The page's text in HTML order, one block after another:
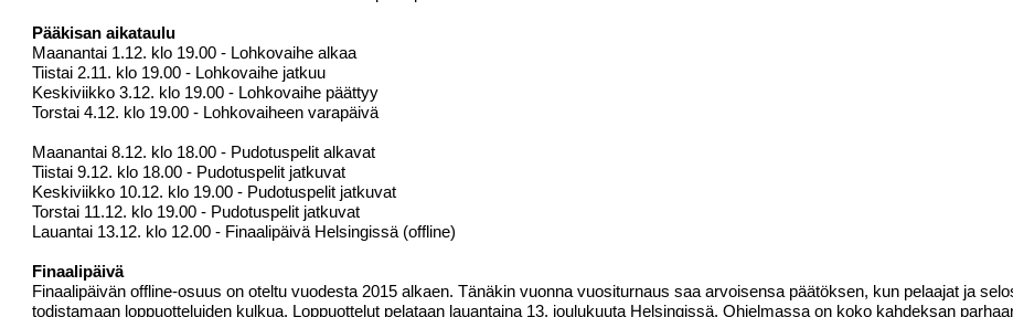
Pääkisan aikataulu
Maanantai 1.12. klo 19.00 - Lohkovaihe alkaa
Tiistai 2.11. klo 19.00 - Lohkovaihe jatkuu
Keskiviikko 3.12. klo 19.00 - Lohkovaihe päättyy
Torstai 4.12. klo 19.00 - Lohkovaiheen varapäivä
Maanantai 8.12. klo 18.00 - Pudotuspelit alkavat
Tiistai 9.12. klo 18.00 - Pudotuspelit jatkuvat
Keskiviikko 10.12. klo 19.00 - Pudotuspelit jatkuvat
Torstai 11.12. klo 19.00 - Pudotuspelit jatkuvat
Lauantai 13.12. klo 12.00 - Finaalipäivä Helsingissä (offline)
Finaalipäivä
Finaalipäivän offline-osuus on oteltu vuodesta 2015 alkaen. Tänäkin vuonna vuositurnaus saa arvoisensa päätöksen, kun pelaajat ja
todistamaan loppuotteluiden kulkua. Loppuottelut pelataan lauantaina 13. joulukuuta Helsingissä. Ohjelmassa on koko kahdeksan